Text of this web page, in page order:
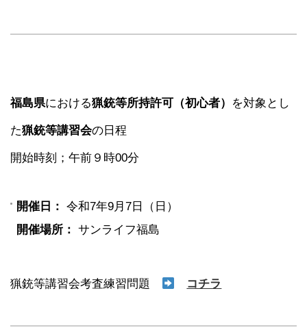
福島県における猟銃等所持許可（初心者） を対象とし
た猟銃等講習会の日程
開始時刻；午前９時00分
開催日： 令和7年9月7日（日）
開催場所： サンライフ福島
猟銃等講習会考査練習問題 コチラ